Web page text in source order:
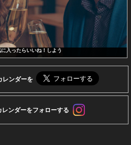
入ったらいいね！しよう
レンダーを
ンダーをフォローする